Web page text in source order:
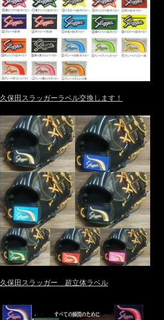
久保田スラッガーラベル交換します！
久保田スラッガー 超立体ラベル